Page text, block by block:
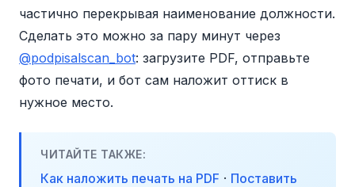
частично перекрывая наименование должности.
Сделать это можно за пару минут через
@podpisalscan_bot: загрузите PDF, отправьте
фото печати, и бот сам наложит оттиск в
нужное место.
ЧИТАЙТЕ ТАКЖЕ:
Как наложить печать на PDF · Поставить